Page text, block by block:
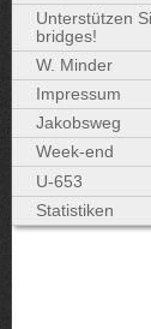
Unterstützen
bridges!
W. Minder
Impressum
Jakobsweg
Week-end
U-653
Statistiken